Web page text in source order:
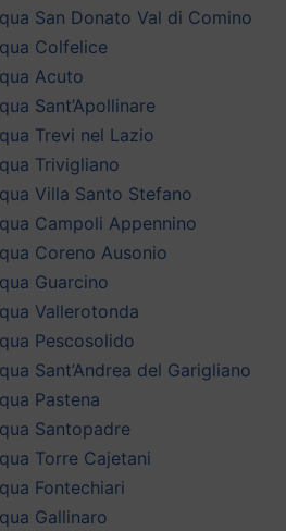
San Donato Val di Comino
Colfelice
Acuto
Sant’Apollinare
Trevi nel Lazio
Trivigliano
Villa Santo Stefano
Campoli Appennino
Coreno Ausonio
Guarcino
Vallerotonda
Pescosolido
Sant’Andrea del Garigliano
Pastena
Santopadre
Torre Cajetani
Fontechiari
Gallinaro